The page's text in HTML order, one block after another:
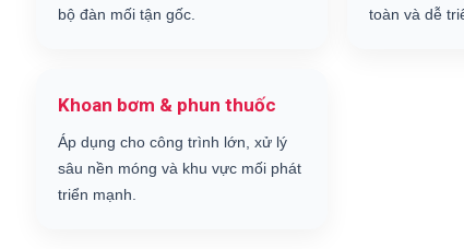
bộ đàn mối tận gốc.
toàn và dễ
Khoan bơm & phun thuốc
Áp dụng cho công trình lớn, xử lý
sâu nền móng và khu vực mối phát
triển mạnh.